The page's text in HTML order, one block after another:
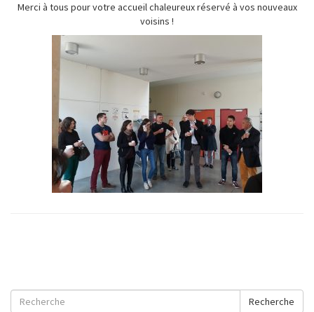
Merci à tous pour votre accueil chaleureux réservé à vos nouveaux
voisins !
Recherche